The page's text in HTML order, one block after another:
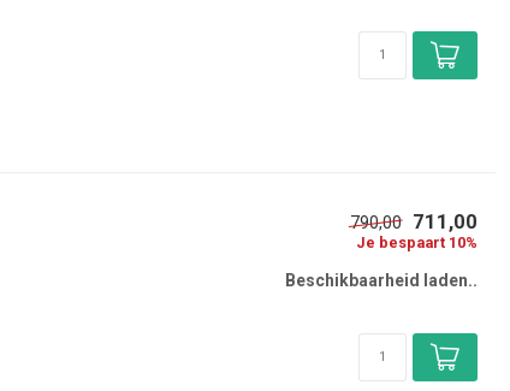
790,00 711,00
Je bespaart 10%
Beschikbaarheid laden..